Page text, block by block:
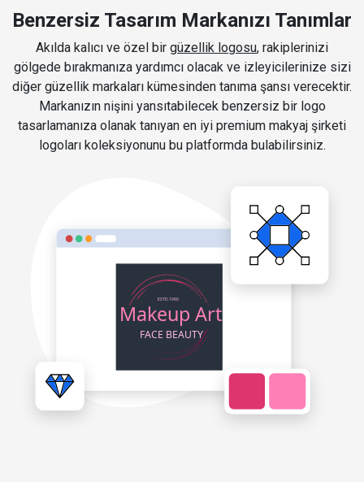
Benzersiz Tasarım Markanızı Tanımlar
Akılda kalıcı ve özel bir güzellik logosu, rakiplerinizi
gölgede bırakmanıza yardımcı olacak ve izleyicilerinize sizi
diğer güzellik markaları kümesinden tanıma şansı verecektir.
Markanızın nişini yansıtabilecek benzersiz bir logo
tasarlamanıza olanak tanıyan en iyi premium makyaj şirketi
logoları koleksiyonunu bu platformda bulabilirsiniz.